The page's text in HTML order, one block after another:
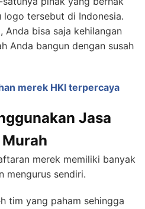
logo tersebut di Indonesia.
Anda bisa saja kehilangan
Anda bangun dengan susah
merek HKI terpercaya
Jasa
merek memiliki banyak
mengurus sendiri.
tim yang paham sehingga